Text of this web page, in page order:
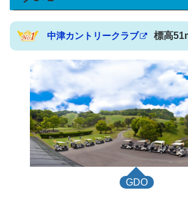
中津カントリークラブ 標高
GDO